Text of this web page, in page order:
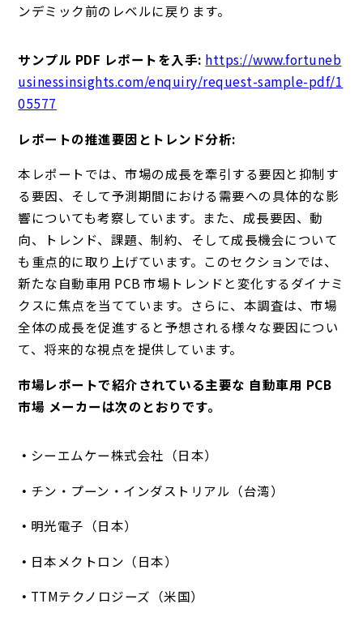
ンデミック前のレベルに戻ります。
サンプル PDF レポートを入手: https://www.fortuneb
usinessinsights.com/enquiry/request-sample-pdf/1
05577
レポートの推進要因とトレンド分析:
本レポートでは、市場の成長を牽引する要因と抑制す
る要因、そして予測期間における需要への具体的な影
響についても考察しています。また、成長要因、動
向、トレンド、課題、制約、そして成長機会について
も重点的に取り上げています。このセクションでは、
新たな自動車用 PCB 市場トレンドと変化するダイナミ
クスに焦点を当てています。さらに、本調査は、市場
全体の成長を促進すると予想される様々な要因につい
て、将来的な視点を提供しています。
市場レポートで紹介されている主要な 自動車用 PCB
市場 メーカーは次のとおりです。
シーエムケー株式会社（日本）
チン・プーン・インダストリアル（台湾）
明光電子（日本）
日本メクトロン（日本）
TTMテクノロジーズ（米国）